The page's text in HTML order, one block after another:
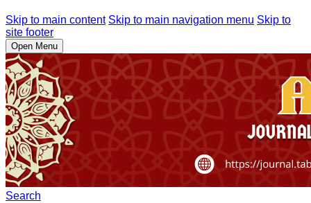
Skip to main content Skip to main navigation menu Skip to
site footer
Open Menu
Search